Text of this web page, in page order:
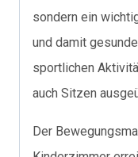
sondern ein
und damit
sportlichen
auch Sitzen
Der